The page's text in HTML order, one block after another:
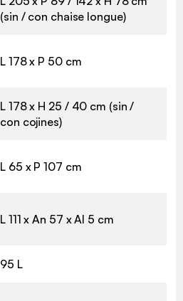
(sin / con chaise longue)
L 178 x P 50 cm
L 178 x H 25 / 40 cm (sin /
con cojines)
L 65 x P 107 cm
L 111 x An 57 x Al 5 cm
95 L